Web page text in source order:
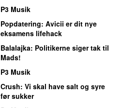
P3 Musik
Popdatering: Avicii er dit nye
eksamens lifehack
Balalajka: Politikerne siger tak til
Mads!
P3 Musik
Crush: Vi skal have salt og syre
før sukker